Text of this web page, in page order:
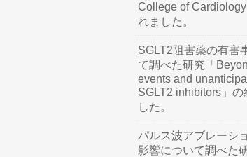
College of
れました。
SGLT2阻害薬の有害
て調べた研究「
events and
SGLT2 inhibitors」の
した。
パルス波アブレーシ
影響について調べた